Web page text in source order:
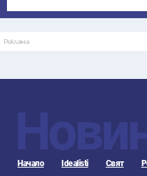
Реклама
Начало Idealisti Свят